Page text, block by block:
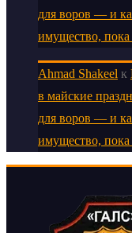
для воров — и
имущество,
Ahmad Shakeel к
в майские
для воров — и
имущество,